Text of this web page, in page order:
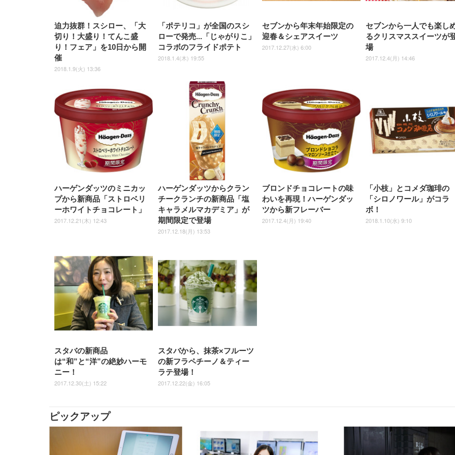
ック) ト)
迫力抜群！スシロー、「大
切り！大盛り！てんこ盛
り！フェア」を10日から開
催
2018.1.9(火) 13:36
「ポテリコ」が全国のスシ
ローで発売...「じゃがりこ」
コラボのフライドポテト
2018.1.4(木) 19:55
セブンから年末年始限定の
迎春＆シェアスイーツ
2017.12.27(水) 6:00
セブンから一人でも楽し
るクリスマススイーツが
場
2017.12.4(月) 14:46
ハーゲンダッツのミニカッ
プから新商品「ストロベリ
ーホワイトチョコレート」
2017.12.21(木) 12:43
ハーゲンダッツからクラン
チークランチの新商品「塩
キャラメルマカデミア」が
期間限定で登場
2017.12.18(月) 13:53
ブロンドチョコレートの味
わいを再現！ハーゲンダッ
ツから新フレーバー
2017.12.4(月) 19:40
「小枝」とコメダ珈琲の
「シロノワール」がコラ
ボ！
2018.1.10(水) 9:10
スタバの新商品
は“和”と“洋”の絶妙ハーモ
ニー！
2017.12.30(土) 15:22
スタバから、抹茶×フルーツ
の新フラペチーノ＆ティー
ラテ登場！
2017.12.22(金) 16:05
ピックアップ